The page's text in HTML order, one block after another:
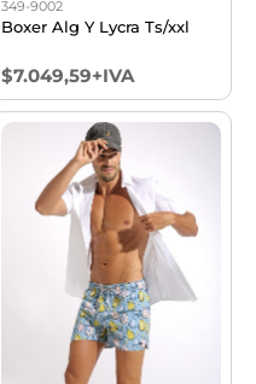
349-9002
Boxer Alg Y Lycra Ts/xxl
$7.049,59+IVA